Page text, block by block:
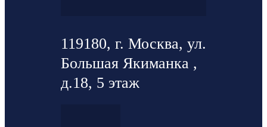
119180, г. Москва, ул.
Большая Якиманка ,
д.18, 5 этаж